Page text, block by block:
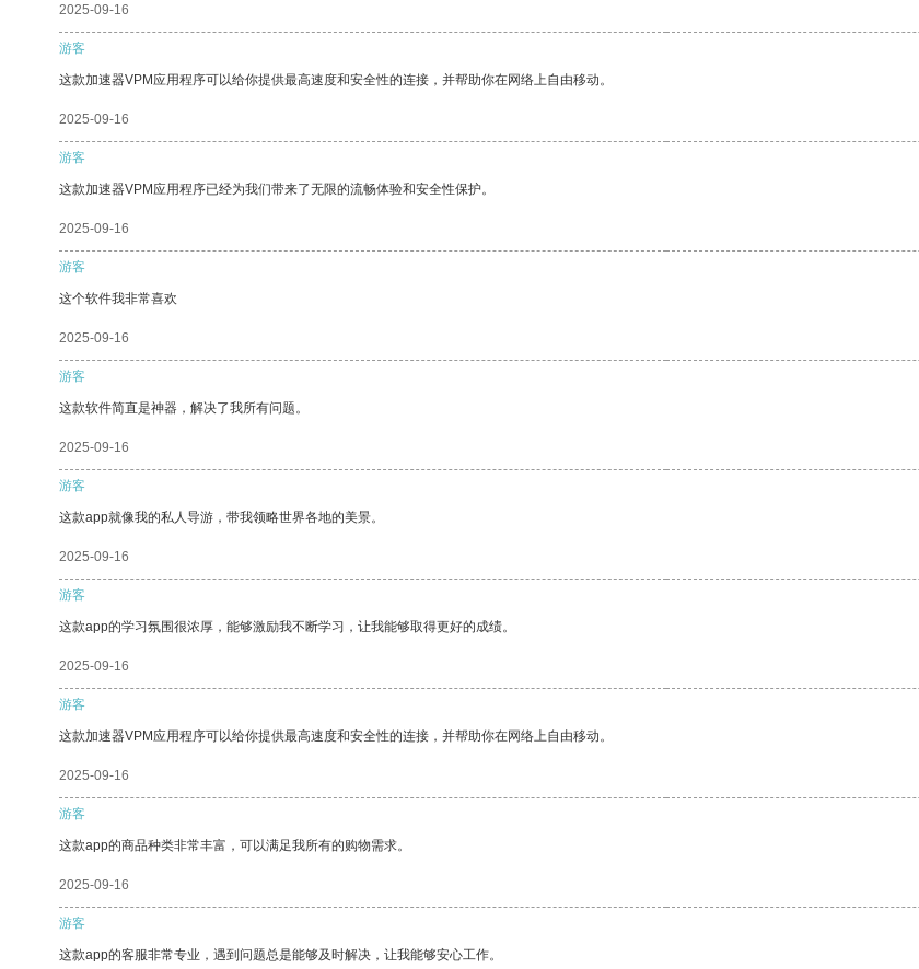
2025-09-16
游客
这款加速器VPM应用程序可以给你提供最高速度和安全性的连接，并帮助你在网络上自由移动。
2025-09-16
游客
这款加速器VPM应用程序已经为我们带来了无限的流畅体验和安全性保护。
2025-09-16
游客
这个软件我非常喜欢
2025-09-16
游客
这款软件简直是神器，解决了我所有问题。
2025-09-16
游客
这款app就像我的私人导游，带我领略世界各地的美景。
2025-09-16
游客
这款app的学习氛围很浓厚，能够激励我不断学习，让我能够取得更好的成绩。
2025-09-16
游客
这款加速器VPM应用程序可以给你提供最高速度和安全性的连接，并帮助你在网络上自由移动。
2025-09-16
游客
这款app的商品种类非常丰富，可以满足我所有的购物需求。
2025-09-16
游客
这款app的客服非常专业，遇到问题总是能够及时解决，让我能够安心工作。